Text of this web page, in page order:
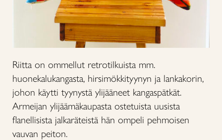
Riitta on ommellut retrotilkuista mm.
huonekalukangasta, hirsimökkityynyn ja lankakorin,
johon käytti tyynystä ylijääneet kangaspätkät.
Armeijan ylijäämäkaupasta ostetuista uusista
flanellisista jalkaräteistä hän ompeli pehmoisen
vauvan peiton.